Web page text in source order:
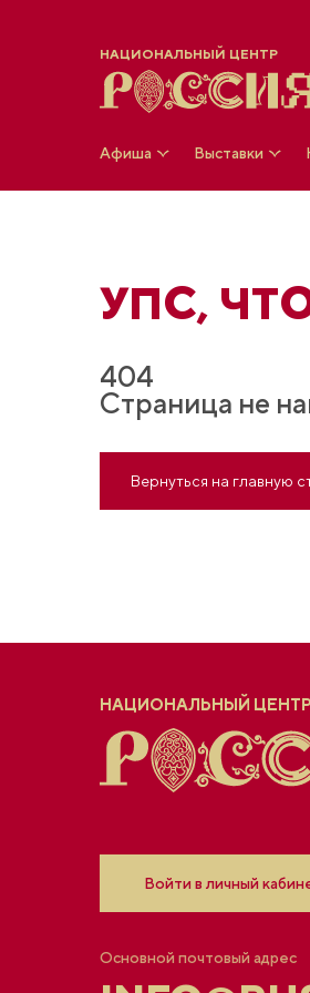
НАЦИОНАЛЬНЫЙ ЦЕНТР
Афиша Выставки
УПС,
404
Страница не
Вернуться на главную
НАЦИОНАЛЬНЫЙ ЦЕНТР
Войти в личный
Основной почтовый адрес